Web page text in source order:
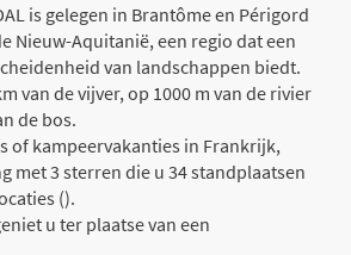
is gelegen in Brantôme en Périgord
Nieuw-Aquitanië, een regio dat een
van landschappen biedt.
van de vijver, op 1000 m van de rivier
de bos.
of kampeervakanties in Frankrijk,
met 3 sterren die u 34 standplaatsen
().
u ter plaatse van een